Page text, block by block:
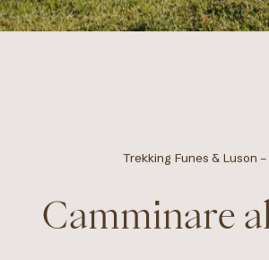
Trekking Funes & Luson
Camminare